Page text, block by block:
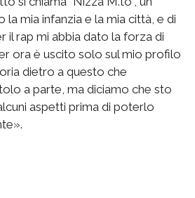
mia infanzia e la mia città, e di
il rap mi abbia dato la forza di
ora è uscito solo sul mio profilo
dietro a questo che
a parte, ma diciamo che sto
aspetti prima di poterlo